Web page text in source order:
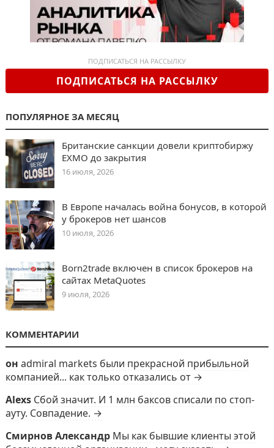
ПОДПИСАТЬСЯ НА РАССЫЛКУ
ПОДПИСАТЬСЯ НА РАССЫЛКУ
ПОПУЛЯРНОЕ ЗА МЕСЯЦ
Британские санкции довели криптобиржу
EXMO до закрытия
16 июля, 2026
В Европе началась война бонусов, в которой
у брокеров нет шансов
10 июля, 2026
Born2trade включен в список брокеров на
сайтах MetaQuotes
9 июля, 2026
КОММЕНТАРИИ
он admiral markets были прекрасной прибыльной
компанией... как только отказались от →
Alexs Сбой значит. И 1 млн баксов списали по стоп-
ауту. Совпадение. →
Смирнов Александр Мы как бывшие клиенты этой